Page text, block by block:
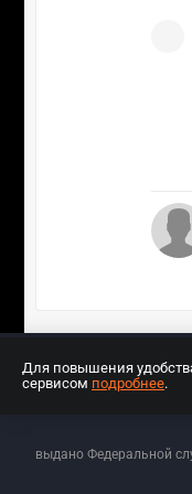
выдано Федеральной
Для повышения
сервисом подробнее.